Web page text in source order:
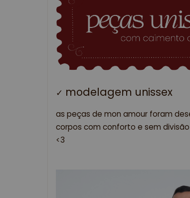
✓ modelagem unissex
as peças de mon amour foram
corpos com conforto e sem
<3